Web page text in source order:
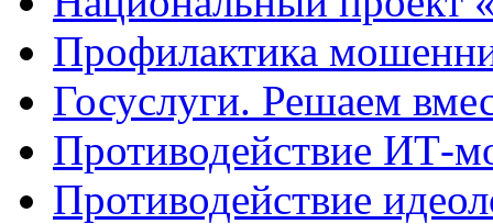
Профилактика
Госуслуги. Решаем
Противодействие ИТ-
Противодействие